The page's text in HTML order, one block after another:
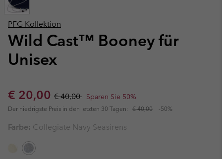
PFG Kollektion
Wild Cast™ Booney für
Unisex
Sale price:
€ 20,00 Regular price:
€ 40,00 Sparen Sie 50%
Der niedrigste Preis in den letzten 30 Tagen: € 40,00 -50%
Farbe: Collegiate Navy Seasirens